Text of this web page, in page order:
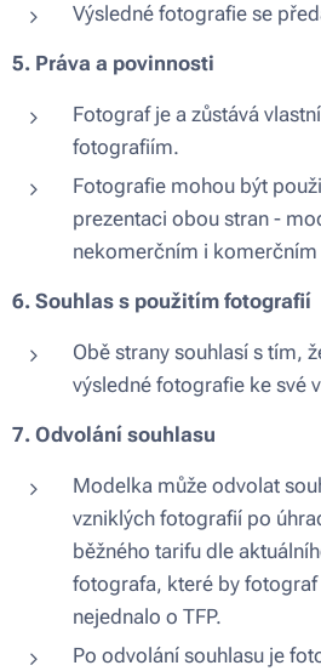
Výsledné fotografie se
5. Práva a povinnosti
Fotograf je a zůstává
fotografiím.
Fotografie mohou být
prezentaci obou stran -
nekomerčním i
6. Souhlas s použitím fotografií
Obě strany souhlasí s tím,
výsledné fotografie ke své
7. Odvolání souhlasu
Modelka může odvolat
vzniklých fotografií po
běžného tarifu dle
fotografa, které by
nejednalo o TFP.
Po odvolání souhlasu je